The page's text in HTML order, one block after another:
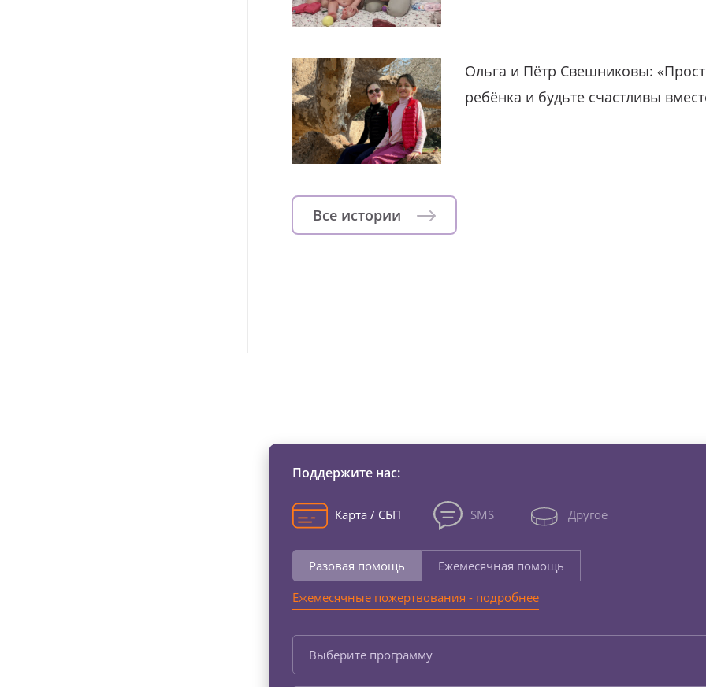
Ольга и Пётр Свешниковы:
ребёнка и будьте счастливы
Все истории
Поддержите нас:
Карта / СБП SMS Другое
Разовая помощь
Ежемесячная помощь
Ежемесячные пожертвования - подробнее
Выберите программу